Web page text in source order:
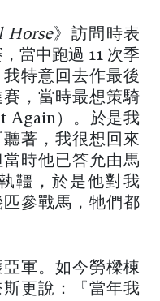
Horse》訪問時表
當中跑過 11 次季
特意回去作最後
，當時最想策騎
Again）。於是我
著，我很想回來
時他已答允由馬
韁，於是他對我
參戰馬，牠們都
亞軍。如今勞樑棟
更說：『當年我